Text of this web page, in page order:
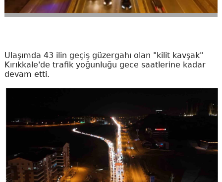
Ulaşımda 43 ilin geçiş güzergahı olan "kilit kavşak"
Kırıkkale'de trafik yoğunluğu gece saatlerine kadar
devam etti.